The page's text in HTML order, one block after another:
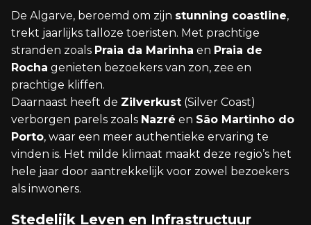
De Algarve, beroemd om zijn stunning coastline,
trekt jaarlijks talloze toeristen. Met prachtige
stranden zoals Praia da Marinha en Praia de
Rocha genieten bezoekers van zon, zee en
prachtige kliffen.
Daarnaast heeft de Zilverkust (Silver Coast)
verborgen parels zoals Nazré en São Martinho do
Porto, waar een meer authentieke ervaring te
vinden is. Het milde klimaat maakt deze regio’s het
hele jaar door aantrekkelijk voor zowel bezoekers
als inwoners.
Stedelijk Leven en Infrastructuur